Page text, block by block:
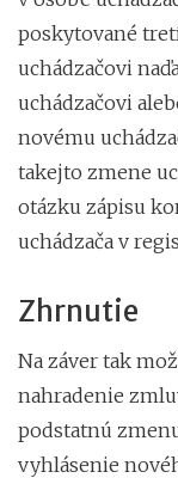
poskytované
uchádzačovi
uchádzačovi
novému
takejto zmene
otázku zápisu
uchádzača v
Zhrnutie
Na záver tak
nahradenie
podstatnú
vyhlásenie